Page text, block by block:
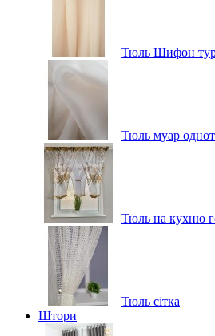
Тюль Шифон
Тюль муар
Тюль на кухню
Тюль сітка
Штори